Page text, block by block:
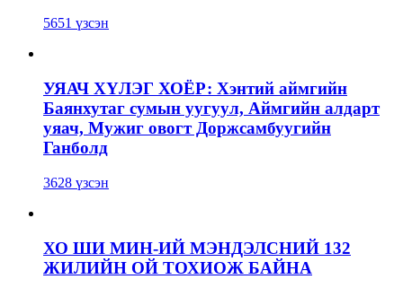
5651 үзсэн
УЯАЧ ХҮЛЭГ ХОЁР: Хэнтий аймгийн
Баянхутаг сумын уугуул, Аймгийн алдарт
уяач, Мужиг овогт Доржсамбуугийн
Ганболд
3628 үзсэн
ХО ШИ МИН-ИЙ МЭНДЭЛСНИЙ 132
ЖИЛИЙН ОЙ ТОХИОЖ БАЙНА